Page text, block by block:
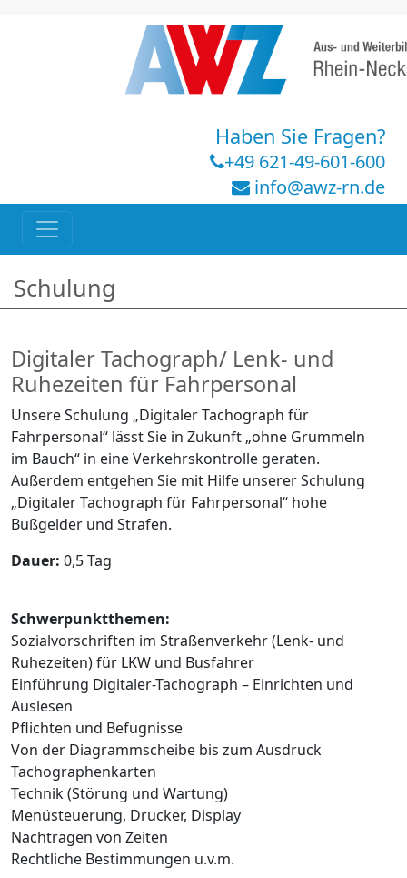
Haben Sie Fragen?
+49 621-49-601-600
info@awz-rn.de
Schulung
Digitaler Tachograph/ Lenk- und
Ruhezeiten für Fahrpersonal
Unsere Schulung „Digitaler Tachograph für
Fahrpersonal“ lässt Sie in Zukunft „ohne Grummeln
im Bauch“ in eine Verkehrskontrolle geraten.
Außerdem entgehen Sie mit Hilfe unserer Schulung
„Digitaler Tachograph für Fahrpersonal“ hohe
Bußgelder und Strafen.
Dauer: 0,5 Tag
Schwerpunktthemen:
Sozialvorschriften im Straßenverkehr (Lenk- und
Ruhezeiten) für LKW und Busfahrer
Einführung Digitaler-Tachograph – Einrichten und
Auslesen
Pflichten und Befugnisse
Von der Diagrammscheibe bis zum Ausdruck
Tachographenkarten
Technik (Störung und Wartung)
Menüsteuerung, Drucker, Display
Nachtragen von Zeiten
Rechtliche Bestimmungen u.v.m.